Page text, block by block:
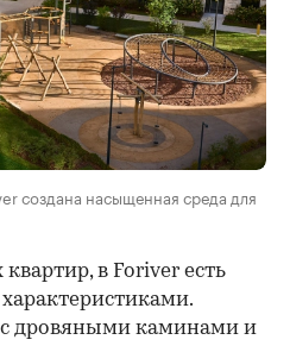
создана насыщенная среда для
в Foriver есть
дровяными каминами и